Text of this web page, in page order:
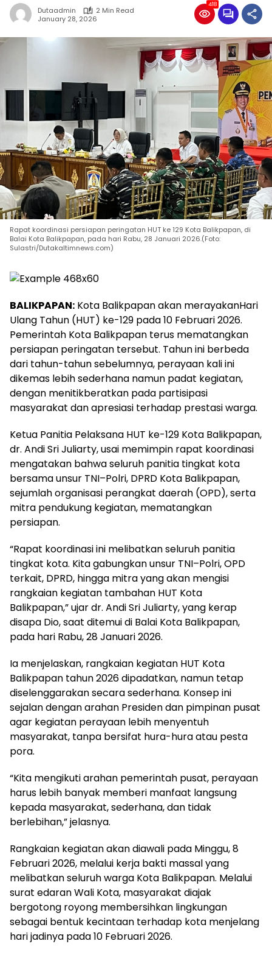
Dutaadmin
2 Min Read
January 28, 2026
418
Rapat koordinasi persiapan peringatan HUT ke 129 Kota Balikpapan, di
Balai Kota Balikpapan, pada hari Rabu, 28 Januari 2026.(Foto:
Sulastri/Dutakaltimnews.com)
BALIKPAPAN: Kota Balikpapan akan merayakanHari
Ulang Tahun (HUT) ke-129 pada 10 Februari 2026.
Pemerintah Kota Balikpapan terus mematangkan
persiapan peringatan tersebut. Tahun ini berbeda
dari tahun-tahun sebelumnya, perayaan kali ini
dikemas lebih sederhana namun padat kegiatan,
dengan menitikberatkan pada partisipasi
masyarakat dan apresiasi terhadap prestasi warga.
Ketua Panitia Pelaksana HUT ke-129 Kota Balikpapan,
dr. Andi Sri Juliarty, usai memimpin rapat koordinasi
mengatakan bahwa seluruh panitia tingkat kota
bersama unsur TNI–Polri, DPRD Kota Balikpapan,
sejumlah organisasi perangkat daerah (OPD), serta
mitra pendukung kegiatan, mematangkan
persiapan.
“Rapat koordinasi ini melibatkan seluruh panitia
tingkat kota. Kita gabungkan unsur TNI–Polri, OPD
terkait, DPRD, hingga mitra yang akan mengisi
rangkaian kegiatan tambahan HUT Kota
Balikpapan,” ujar dr. Andi Sri Juliarty, yang kerap
disapa Dio, saat ditemui di Balai Kota Balikpapan,
pada hari Rabu, 28 Januari 2026.
Ia menjelaskan, rangkaian kegiatan HUT Kota
Balikpapan tahun 2026 dipadatkan, namun tetap
diselenggarakan secara sederhana. Konsep ini
sejalan dengan arahan Presiden dan pimpinan pusat
agar kegiatan perayaan lebih menyentuh
masyarakat, tanpa bersifat hura-hura atau pesta
pora.
“Kita mengikuti arahan pemerintah pusat, perayaan
harus lebih banyak memberi manfaat langsung
kepada masyarakat, sederhana, dan tidak
berlebihan,” jelasnya.
Rangkaian kegiatan akan diawali pada Minggu, 8
Februari 2026, melalui kerja bakti massal yang
melibatkan seluruh warga Kota Balikpapan. Melalui
surat edaran Wali Kota, masyarakat diajak
bergotong royong membersihkan lingkungan
sebagai bentuk kecintaan terhadap kota menjelang
hari jadinya pada 10 Februari 2026.